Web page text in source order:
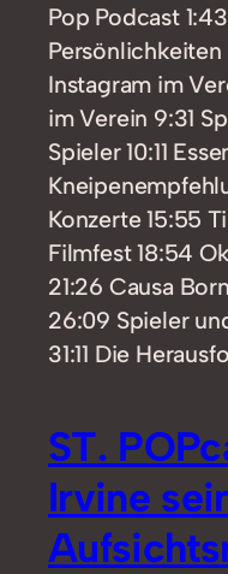
Pop Podcast
Instagram im
im Verein 9:31
Spieler 10:11
Konzerte 15:55
Filmfest 18:54
21:26 Causa
26:09 Spieler
31:11 Die
ST.
Irvine